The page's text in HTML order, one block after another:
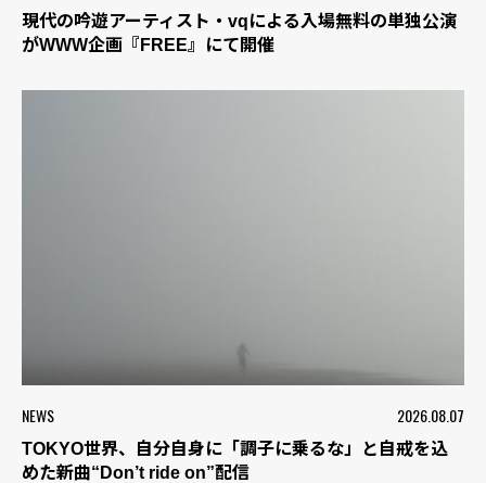
現代の吟遊アーティスト・vqによる入場無料の単独公演
がWWW企画『FREE』にて開催
NEWS 2026.08.07
TOKYO世界、自分自身に「調子に乗るな」と自戒を込
めた新曲“Don’t ride on”配信